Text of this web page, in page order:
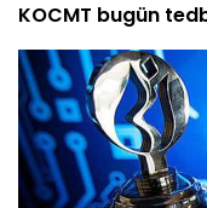
KOCMT bugün